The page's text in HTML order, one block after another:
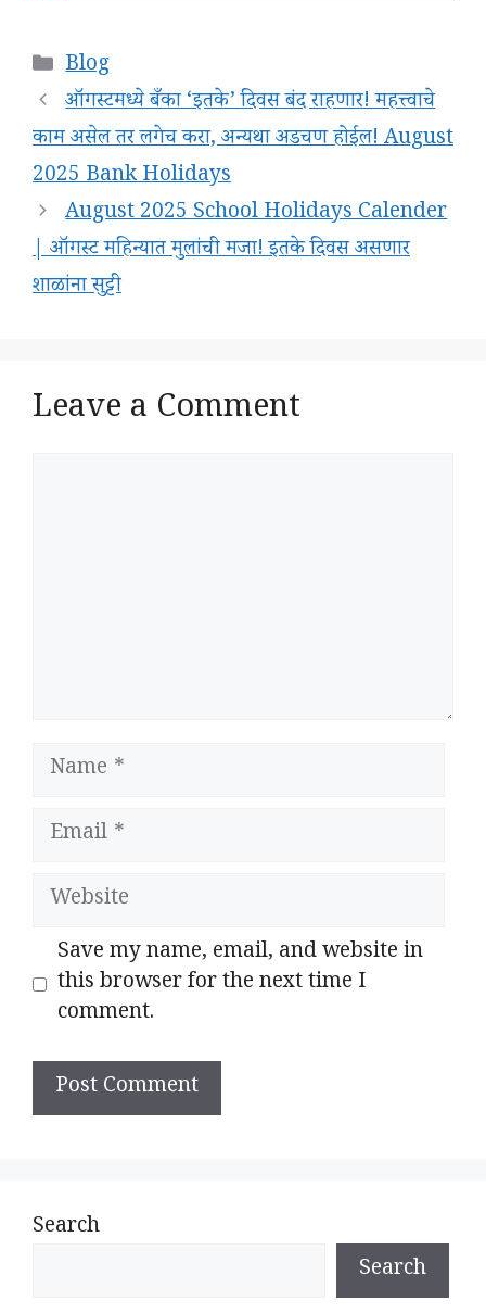
Categories
Blog
ऑगस्टमध्ये बँका ‘इतके’ दिवस बंद राहणार! महत्त्वाचे
काम असेल तर लगेच करा, अन्यथा अडचण होईल! August
2025 Bank Holidays
August 2025 School Holidays Calender
| ऑगस्ट महिन्यात मुलांची मजा! इतके दिवस असणार
शाळांना सुट्टी
Leave a Comment
Name
Email
Website
Save my name, email, and website in
this browser for the next time I
comment.
Search
Search